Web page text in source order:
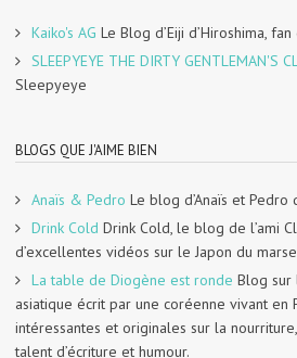
Kaiko's AG Le Blog d’Eiji d’Hiroshima,
SLEEPYEYE THE DIRTY GENTLEMAN'S
Sleepyeye
BLOGS QUE J'AIME BIEN
Anaïs & Pedro Le blog d’Anaïs et
Drink Cold Drink Cold, le blog de l’ami
d’excellentes vidéos sur le Japon du
La table de Diogène est ronde Blog sur
asiatique écrit par une coréenne vivant en
intéressantes et originales sur la
talent d’écriture et humour.